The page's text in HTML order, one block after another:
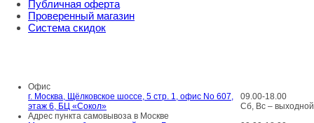
Публичная оферта
Проверенный магазин
Система скидок
Офис
г. Москва, Щёлковское шоссе, 5 стр. 1, офис No 607,
этаж 6, БЦ «Сокол»
09.00-18.00
Сб, Вс – выходной
Адрес пункта самовывоза в Москве